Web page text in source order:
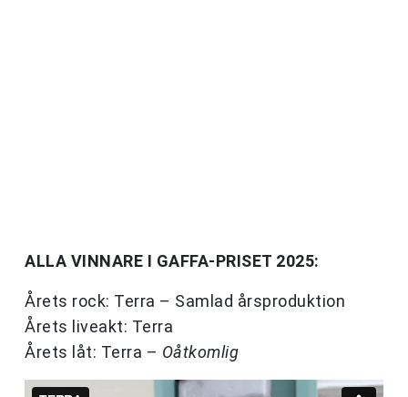
ALLA VINNARE I GAFFA-PRISET 2025:
Årets rock: Terra – Samlad årsproduktion
Årets liveakt: Terra
Årets låt: Terra – Oåtkomlig